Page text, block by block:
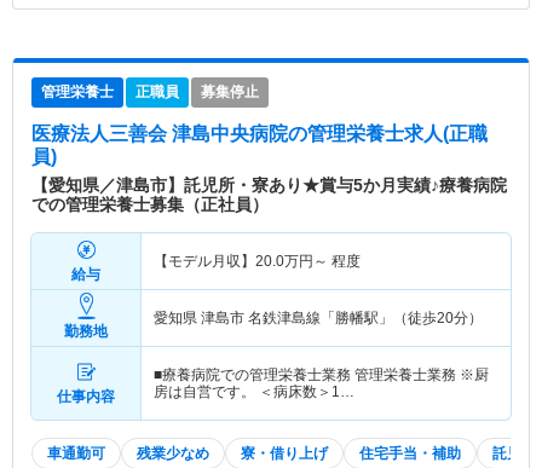
管理栄養士 正職員 募集停止
医療法人三善会 津島中央病院の管理栄養士求人(正職
員)
【愛知県／津島市】託児所・寮あり★賞与5か月実績♪療養病院
での管理栄養士募集（正社員）
給与
【モデル月収】 20.0万円～ 程度
勤務地
愛知県 津島市 名鉄津島線「勝幡駅」（徒歩20分）
仕事内容
■療養病院での管理栄養士業務 管理栄養士業務 ※厨
房は自営です。 ＜病床数＞1…
車通勤可 残業少なめ 寮・借り上げ 住宅手当・補助 託児所